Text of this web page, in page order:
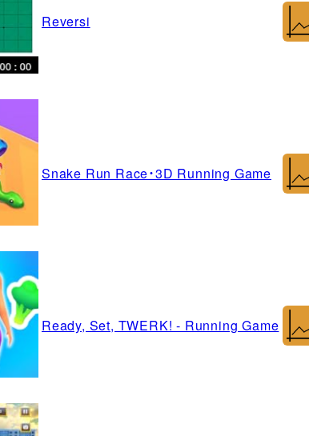
Reversi
Snake Run Race・3D Running Game
Ready, Set, TWERK! - Running Game